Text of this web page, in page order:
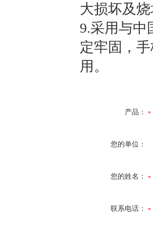
大损坏及
9.采用与中
定牢固，
用。
产品：
您的单位：
您的姓名：
联系电话：